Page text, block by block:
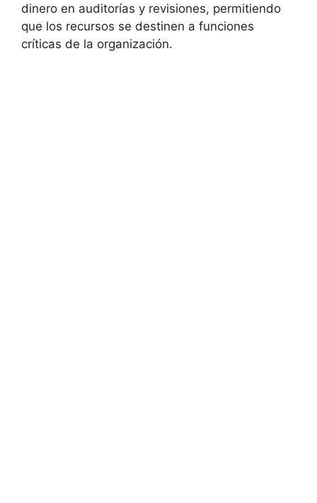
dinero en auditorías y revisiones, permitiendo
que los recursos se destinen a funciones
críticas de la organización.